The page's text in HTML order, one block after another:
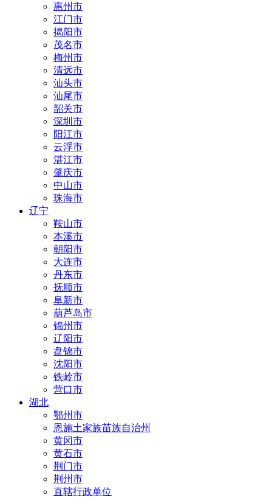
惠州市
江门市
揭阳市
茂名市
梅州市
清远市
汕头市
汕尾市
韶关市
深圳市
阳江市
云浮市
湛江市
肇庆市
中山市
珠海市
辽宁
鞍山市
本溪市
朝阳市
大连市
丹东市
抚顺市
阜新市
葫芦岛市
锦州市
辽阳市
盘锦市
沈阳市
铁岭市
营口市
湖北
鄂州市
恩施土家族苗族自治州
黄冈市
黄石市
荆门市
荆州市
直辖行政单位